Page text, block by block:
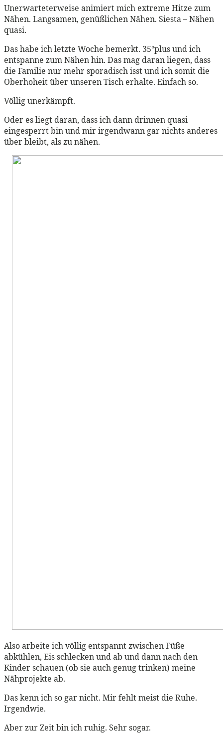
Unerwarteterweise animiert mich extreme Hitze zum
Nähen. Langsamen, genüßlichen Nähen. Siesta – Nähen
quasi.
Das habe ich letzte Woche bemerkt. 35°plus und ich
entspanne zum Nähen hin. Das mag daran liegen, dass
die Familie nur mehr sporadisch isst und ich somit die
Oberhoheit über unseren Tisch erhalte. Einfach so.
Völlig unerkämpft.
Oder es liegt daran, dass ich dann drinnen quasi
eingesperrt bin und mir irgendwann gar nichts anderes
über bleibt, als zu nähen.
Also arbeite ich völlig entspannt zwischen Füße
abkühlen, Eis schlecken und ab und dann nach den
Kinder schauen (ob sie auch genug trinken) meine
Nähprojekte ab.
Das kenn ich so gar nicht. Mir fehlt meist die Ruhe.
Irgendwie.
Aber zur Zeit bin ich ruhig. Sehr sogar.